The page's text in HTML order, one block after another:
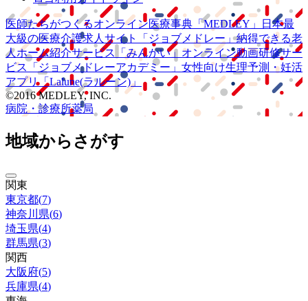
医師たちがつくるオンライン医療事典 「MEDLEY」
日本最
大級の医療介護求人サイト 「ジョブメドレー」納得できる老
人ホーム紹介サービス
「みんかい」 オンライン動画研修サー
ビス
「ジョブメドレーアカデミー」 女性向け生理予測・妊活
アプリ「Lalune(ラルーン)」
©2016 MEDLEY, INC.
病院・診療所薬局
地域からさがす
関東
東京都(7)
神奈川県(6)
埼玉県(4)
群馬県(3)
関西
大阪府(5)
兵庫県(4)